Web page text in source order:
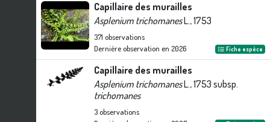
Capillaire des murailles
Asplenium trichomanesL., 1753
371 observations
Dernière observation en 2026 Fiche espèce
Capillaire des murailles
Asplenium trichomanesL., 1753 subsp.
trichomanes
3observations